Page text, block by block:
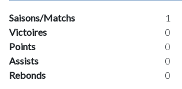
Saisons/Matchs 1
Victoires
0
Points
0
Assists
0
Rebonds
0